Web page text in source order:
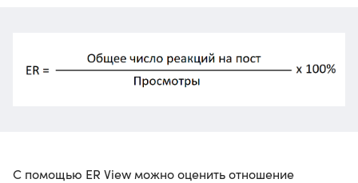
С помощью ER View можно оценить отношение